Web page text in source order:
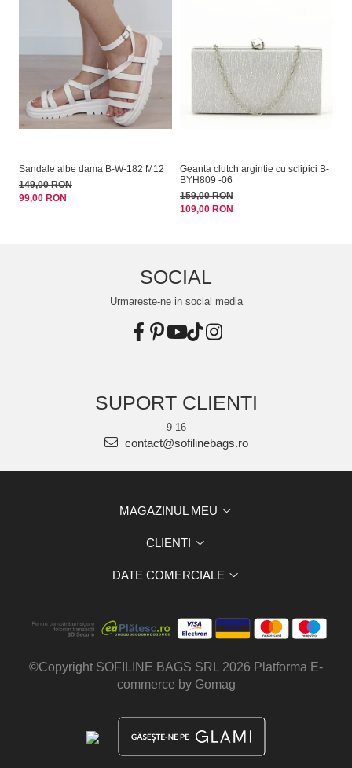
Sandale albe dama B-W-182 M12
149,00 RON
99,00 RON
Geanta clutch argintie cu sclipici B-
BYH809 -06
159,00 RON
109,00 RON
SOCIAL
Urmareste-ne in social media
SUPORT CLIENTI
9-16
contact@sofilinebags.ro
MAGAZINUL MEU
CLIENTI
DATE COMERCIALE
©Copyright SOFILINE BAGS SRL 2026 Platforma E-
commerce by Gomag